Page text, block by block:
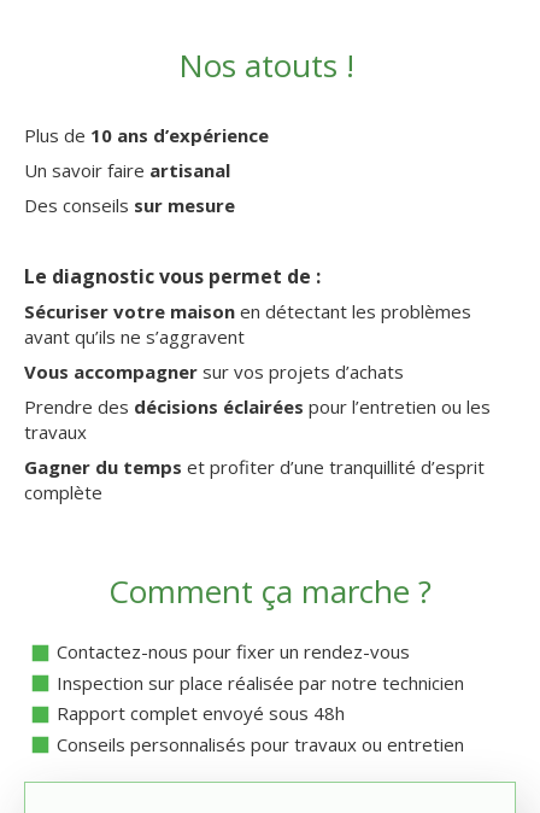
Nos atouts !
Plus de 10 ans d’expérience
Un savoir faire artisanal
Des conseils sur mesure
Le diagnostic vous permet de :
Sécuriser votre maison en détectant les problèmes
avant qu’ils ne s’aggravent
Vous accompagner sur vos projets d’achats
Prendre des décisions éclairées pour l’entretien ou les
travaux
Gagner du temps et profiter d’une tranquillité d’esprit
complète
Comment ça marche ?
Contactez-nous pour fixer un rendez-vous
Inspection sur place réalisée par notre technicien
Rapport complet envoyé sous 48h
Conseils personnalisés pour travaux ou entretien